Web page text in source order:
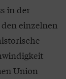
in der
einzelnen
Union